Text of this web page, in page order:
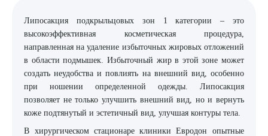
8 (863) 309-05-06
ЗАПИСЬ ОНЛАЙН
Липосакция подкрыльцовых зон 1 категории – это
высокоэффективная косметическая процедура,
направленная на удаление избыточных жировых отложений
в области подмышек. Избыточный жир в этой зоне может
создать неудобства и повлиять на внешний вид, особенно
при ношении определенной одежды. Липосакция
позволяет не только улучшить внешний вид, но и вернуть
коже подтянутый и эстетичный вид, улучшая контуры тела.
В хирургическом стационаре клиники Евродон опытные